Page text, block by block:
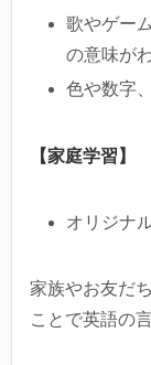
歌やゲー
の意味が
色や数字
【家庭学習】
オリジナ
家族やお友だ
ことで英語の